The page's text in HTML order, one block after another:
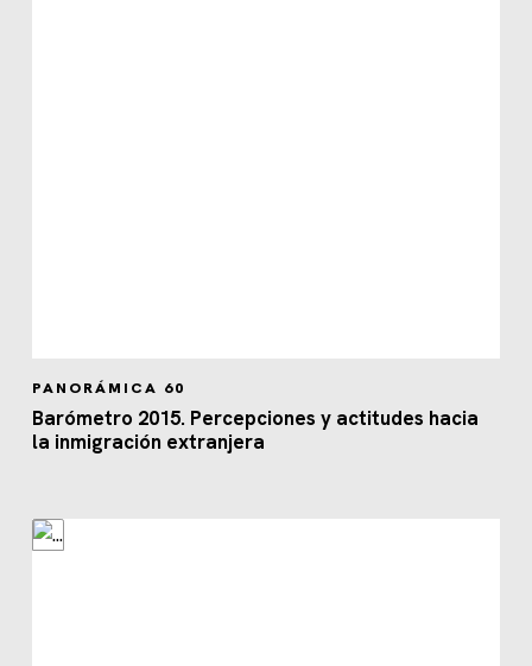
PANORÁMICA 60
Barómetro 2015. Percepciones y actitudes hacia
la inmigración extranjera